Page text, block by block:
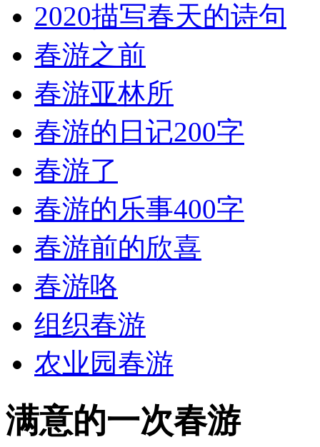
2020描写春天的诗句
春游之前
春游亚林所
春游的日记200字
春游了
春游的乐事400字
春游前的欣喜
春游咯
组织春游
农业园春游
满意的一次春游